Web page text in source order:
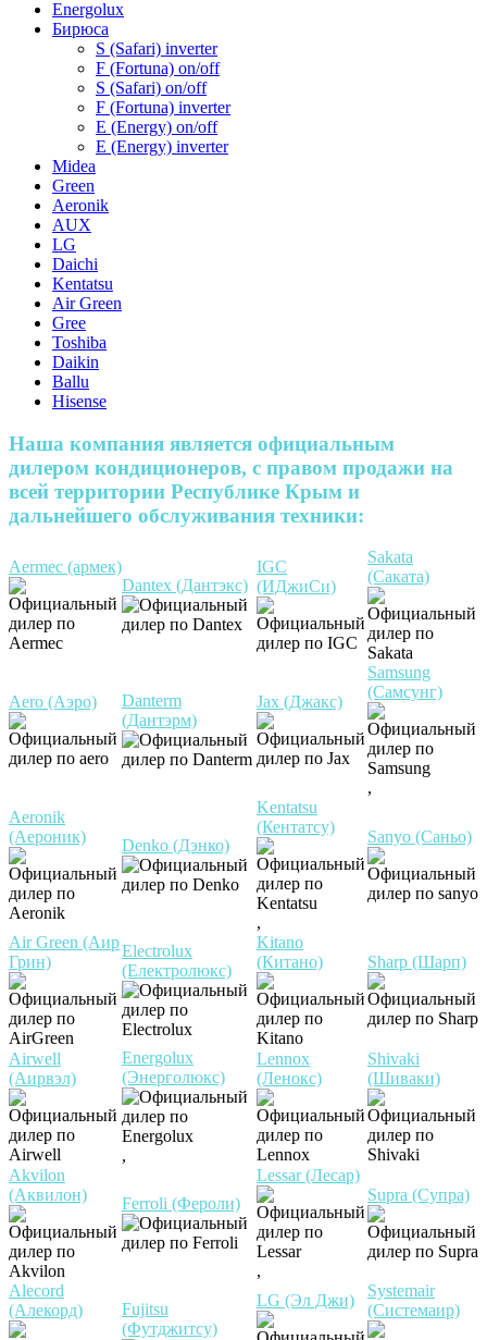
Energolux
Бирюса
S (Safari) inverter
F (Fortuna) on/off
S (Safari) on/off
F (Fortuna) inverter
E (Energy) on/off
E (Energy) inverter
Midea
Green
Aeronik
AUX
LG
Daichi
Kentatsu
Air Green
Gree
Toshiba
Daikin
Ballu
Hisense
Наша компания является официальным
дилером кондиционеров, с правом продажи на
всей территории Республике Крым и
дальнейшего обслуживания техники:
Aermec (армек)
Dantex (Дантэкс)
IGC
(ИДжиСи)
Sakata
(Саката)
Aero (Аэро)
Danterm
(Дантэрм)
Jax (Джакс)
Samsung
(Самсунг)
,
Aeronik
(Аероник)
Denko (Дэнко)
Kentatsu
(Кентатсу)
,
Sanyo (Саньо)
Air Green (Аир
Грин)
Electrolux
(Електролюкс)
Kitano
(Китано)
Sharp (Шарп)
Airwell
(Аирвэл)
Energolux
(Энерголюкс)
,
Lennox
(Ленокс)
Shivaki
(Шиваки)
Akvilon
(Аквилон)
Ferroli (Фероли)
Lessar (Лесар)
,
Supra (Супра)
Alecord
(Алекорд)
Fujitsu
(Футджитсу)
LG (Эл Джи)
Systemair
(Системаир)